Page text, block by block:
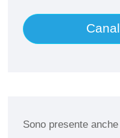
Sono presente